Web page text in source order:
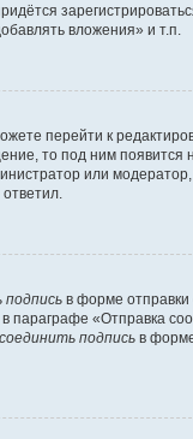
вложения» и т.п.
перейти к
то под ним появится
или модератор,
в форме отправки
параграфе «Отправка
подпись в